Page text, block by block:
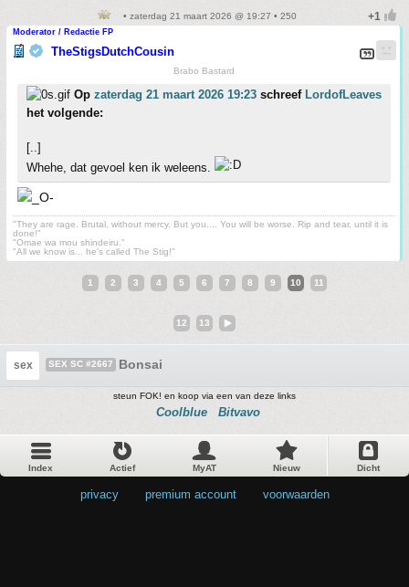
• zaterdag 21 maart 2026 @ 19:27 • 250
Moderator / Redactie FP
TheStigsDutchCousin
Brabo Bastard
Op zaterdag 21 maart 2026 19:23 schreef LordofLeaves
het volgende:
[..]
Whehe, dat gevoel ken ik weleens.
"They are rage. Brutal, without mercy. But you.... You will be worse. Rip and tear, until it is
done!"
"Omae wa mou shindeiru."
"All we know is... he's called The Stig!"
1 2 3 4 5 6 7 8 9 10 11
12 13
sex SEX SC #2667 Bonsai
steun FOK! en koop via een van deze links
Coolblue Bitvavo
Index Actief MyAT Nieuw Dicht
privacy premium account voorwaarden